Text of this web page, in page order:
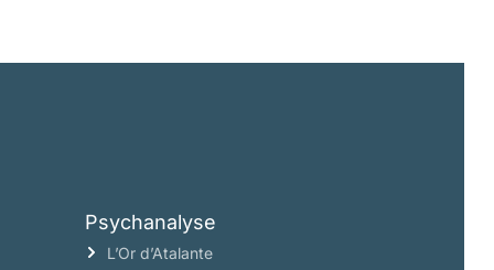
Psychanalyse
L’Or d’Atalante